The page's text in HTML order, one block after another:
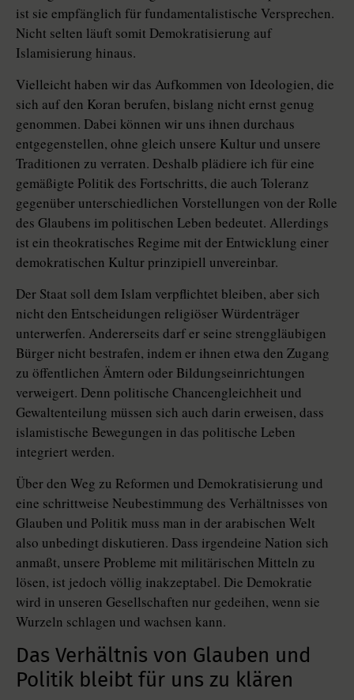
ist sie empfänglich für fundamentalistische Versprechen.
Nicht selten läuft somit Demokratisierung auf
Islamisierung hinaus.
Vielleicht haben wir das Aufkommen von Ideologien, die
sich auf den Koran berufen, bislang nicht ernst genug
genommen. Dabei können wir uns ihnen durchaus
entgegenstellen, ohne gleich unsere Kultur und unsere
Traditionen zu verraten. Deshalb plädiere ich für eine
gemäßigte Politik des Fortschritts, die auch Toleranz
gegenüber unterschiedlichen Vorstellungen von der Rolle
des Glaubens im politischen Leben bedeutet. Allerdings
ist ein theokratisches Regime mit der Entwicklung einer
demokratischen Kultur prinzipiell unvereinbar.
Der Staat soll dem Islam verpflichtet bleiben, aber sich
nicht den Entscheidungen religiöser Würdenträger
unterwerfen. Andererseits darf er seine strenggläubigen
Bürger nicht bestrafen, indem er ihnen etwa den Zugang
zu öffentlichen Ämtern oder Bildungseinrichtungen
verweigert. Denn politische Chancengleichheit und
Gewaltenteilung müssen sich auch darin erweisen, dass
islamistische Bewegungen in das politische Leben
integriert werden.
Über den Weg zu Reformen und Demokratisierung und
eine schrittweise Neubestimmung des Verhältnisses von
Glauben und Politik muss man in der arabischen Welt
also unbedingt diskutieren. Dass irgendeine Nation sich
anmaßt, unsere Probleme mit militärischen Mitteln zu
lösen, ist jedoch völlig inakzeptabel. Die Demokratie
wird in unseren Gesellschaften nur gedeihen, wenn sie
Wurzeln schlagen und wachsen kann.
Das Verhältnis von Glauben und
Politik bleibt für uns zu klären